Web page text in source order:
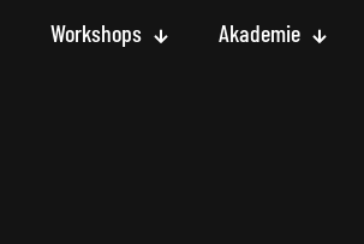
Workshops Akademie